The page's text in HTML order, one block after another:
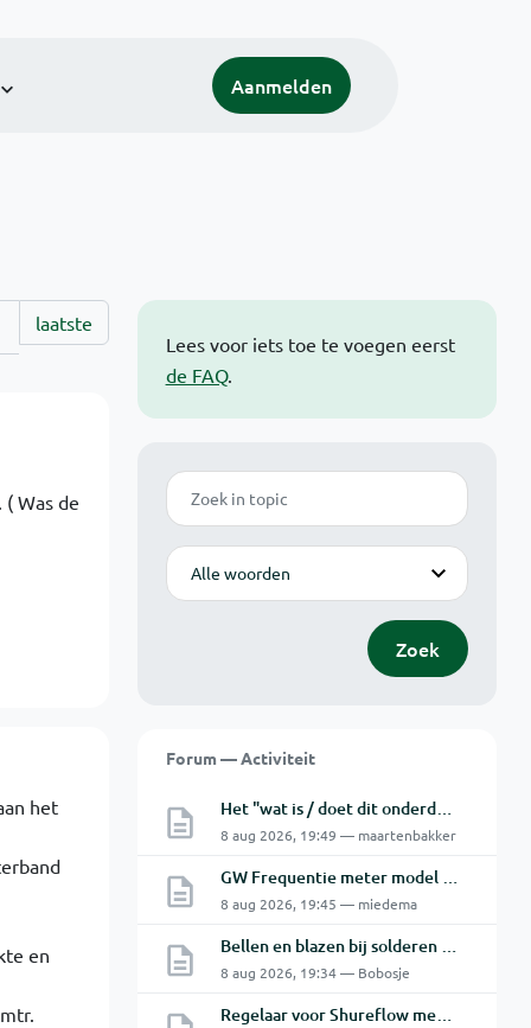
Aanmelden
Lees voor iets toe te voegen eerst
de FAQ.
Zoek
Modus
Zoek
Forum — Activiteit
Het "wat is / doet dit onderdeel" topic Deel 12
8 aug 2026, 19:49 — maartenbakker
GW Frequentie meter model GFC-8010G probleem
8 aug 2026, 19:45 — miedema
Bellen en blazen bij solderen van Chinese PCBs
8 aug 2026, 19:34 — Bobosje
Regelaar voor Shureflow membraanpomp
laatste
Was de
het
en